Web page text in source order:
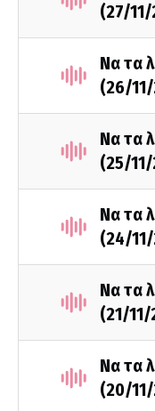
(27/
Να τα
(26/
Να τα
(25/
Να τα
(24/
Να τα
(21/
Να τα
(20/